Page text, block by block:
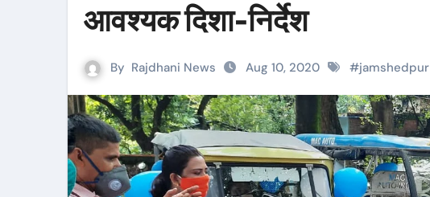
आवश्यक दिशा-निर्देश
By Rajdhani News Aug 10, 2020 #jamshedpur